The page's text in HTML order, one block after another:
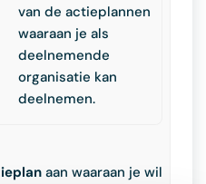
van de actieplannen
waaraan je als
deelnemende
organisatie kan
deelnemen.
aan waaraan je wil